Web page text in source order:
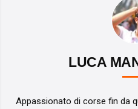
LUCA
Appassionato di corse fin da